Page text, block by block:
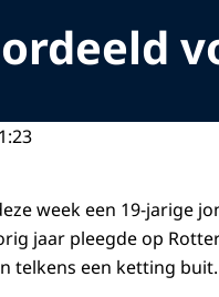
week een 19-jarige
jaar pleegde op
telkens een ketting buit.